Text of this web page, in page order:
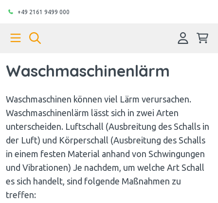
+49 2161 9499 000
Waschmaschinenlärm
Waschmaschinen können viel Lärm verursachen.
Waschmaschinenlärm lässt sich in zwei Arten
unterscheiden. Luftschall (Ausbreitung des Schalls in
der Luft) und Körperschall (Ausbreitung des Schalls
in einem festen Material anhand von Schwingungen
und Vibrationen) Je nachdem, um welche Art Schall
es sich handelt, sind folgende Maßnahmen zu
treffen: